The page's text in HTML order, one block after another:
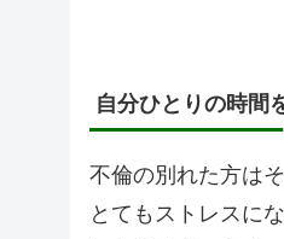
自分ひとりの時間
不倫の別れた方は
とてもストレスに